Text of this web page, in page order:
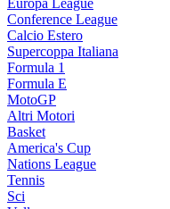
Conference League
Calcio Estero
Supercoppa Italiana
Formula 1
Formula E
MotoGP
Altri Motori
Basket
America's Cup
Nations League
Tennis
Sci